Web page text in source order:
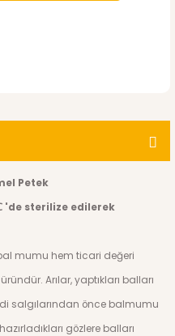
Petek
'de sterilize edilerek
mumu hem ticari değeri
Arılar, yaptıkları balları
salgılarından önce balmumu
gözlere balları